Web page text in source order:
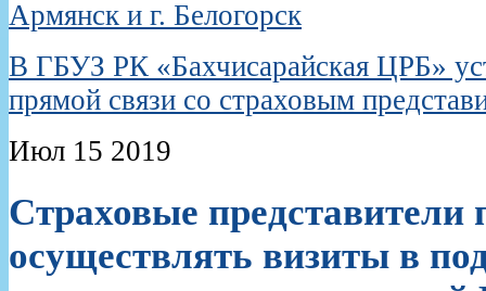
Армянск и г. Белогорск
В ГБУЗ РК «Бахчисарайская ЦРБ»
прямой связи со страховым
Июл 15 2019
Страховые
осуществлять визиты в